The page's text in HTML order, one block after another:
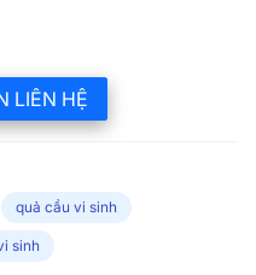
LIÊN HỆ
quả cầu vi sinh
sinh